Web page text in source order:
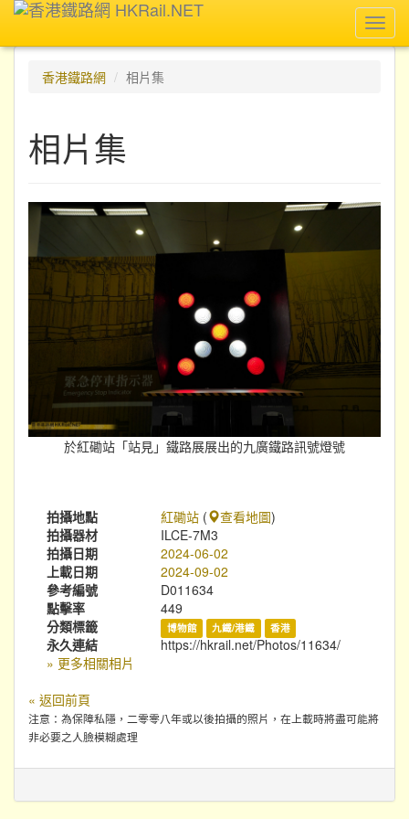
香港鐵路網
相片集
相片集
於紅磡站「站見」鐵路展展出的九廣鐵路訊號燈號
拍攝地點 紅磡站 ( 查看地圖)
拍攝器材
ILCE-7M3
拍攝日期
2024-06-02
上載日期
2024-09-02
參考編號
D011634
點擊率
449
分類標籤
博物館 九鐵/港鐵 香港
永久連結
https://hkrail.net/Photos/11634/
» 更多相關相片
« 返回前頁
注意：為保障私隱，二零零八年或以後拍攝的照片，在上載時將盡可能將
非必要之人臉模糊處理